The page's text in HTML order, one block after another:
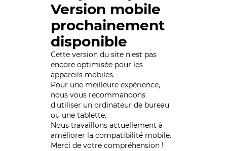
Version mobile
prochainement
disponible
Cette version du site n’est pas
encore optimisée pour les
appareils mobiles.
Pour une meilleure expérience,
nous vous recommandons
d'utiliser un ordinateur de bureau
ou une tablette.
Nous travaillons actuellement à
améliorer la compatibilité mobile.
Merci de votre compréhension !